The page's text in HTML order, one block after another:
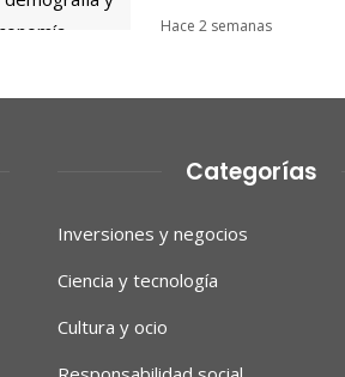
Hace 2 semanas
Categorías
Inversiones y negocios
Ciencia y tecnología
Cultura y ocio